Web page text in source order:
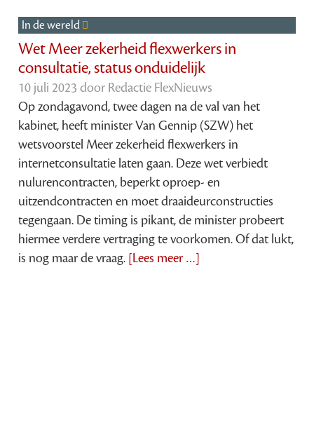
In de wereld
Wet Meer zekerheid flexwerkers in
consultatie, status onduidelijk
10 juli 2023 door Redactie FlexNieuws
Op zondagavond, twee dagen na de val van het
kabinet, heeft minister Van Gennip (SZW) het
wetsvoorstel Meer zekerheid flexwerkers in
internetconsultatie laten gaan. Deze wet verbiedt
nulurencontracten, beperkt oproep- en
uitzendcontracten en moet draaideurconstructies
tegengaan. De timing is pikant, de minister probeert
hiermee verdere vertraging te voorkomen. Of dat lukt,
is nog maar de vraag. [Lees meer …]